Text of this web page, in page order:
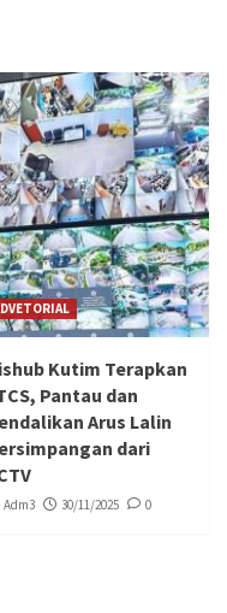
Kutim Terapkan
Pantau dan
Arus Lalin
dari
Adm3 30/11/2025 0